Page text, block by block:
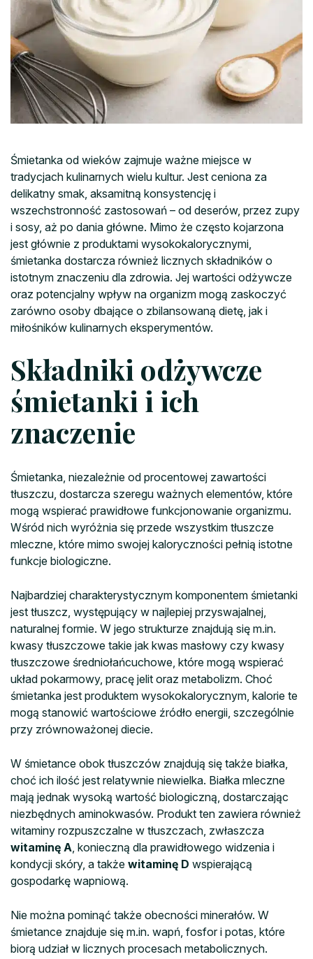
Śmietanka od wieków zajmuje ważne miejsce w
tradycjach kulinarnych wielu kultur. Jest ceniona za
delikatny smak, aksamitną konsystencję i
wszechstronność zastosowań – od deserów, przez zupy
i sosy, aż po dania główne. Mimo że często kojarzona
jest głównie z produktami wysokokalorycznymi,
śmietanka dostarcza również licznych składników o
istotnym znaczeniu dla zdrowia. Jej wartości odżywcze
oraz potencjalny wpływ na organizm mogą zaskoczyć
zarówno osoby dbające o zbilansowaną dietę, jak i
miłośników kulinarnych eksperymentów.
Składniki odżywcze
śmietanki i ich
znaczenie
Śmietanka, niezależnie od procentowej zawartości
tłuszczu, dostarcza szeregu ważnych elementów, które
mogą wspierać prawidłowe funkcjonowanie organizmu.
Wśród nich wyróżnia się przede wszystkim tłuszcze
mleczne, które mimo swojej kaloryczności pełnią istotne
funkcje biologiczne.
Najbardziej charakterystycznym komponentem śmietanki
jest tłuszcz, występujący w najlepiej przyswajalnej,
naturalnej formie. W jego strukturze znajdują się m.in.
kwasy tłuszczowe takie jak kwas masłowy czy kwasy
tłuszczowe średniołańcuchowe, które mogą wspierać
układ pokarmowy, pracę jelit oraz metabolizm. Choć
śmietanka jest produktem wysokokalorycznym, kalorie te
mogą stanowić wartościowe źródło energii, szczególnie
przy zrównoważonej diecie.
W śmietance obok tłuszczów znajdują się także białka,
choć ich ilość jest relatywnie niewielka. Białka mleczne
mają jednak wysoką wartość biologiczną, dostarczając
niezbędnych aminokwasów. Produkt ten zawiera również
witaminy rozpuszczalne w tłuszczach, zwłaszcza
witaminę A , konieczną dla prawidłowego widzenia i
kondycji skóry, a także witaminę D wspierającą
gospodarkę wapniową.
Nie można pominąć także obecności minerałów. W
śmietance znajduje się m.in. wapń, fosfor i potas, które
biorą udział w licznych procesach metabolicznych.